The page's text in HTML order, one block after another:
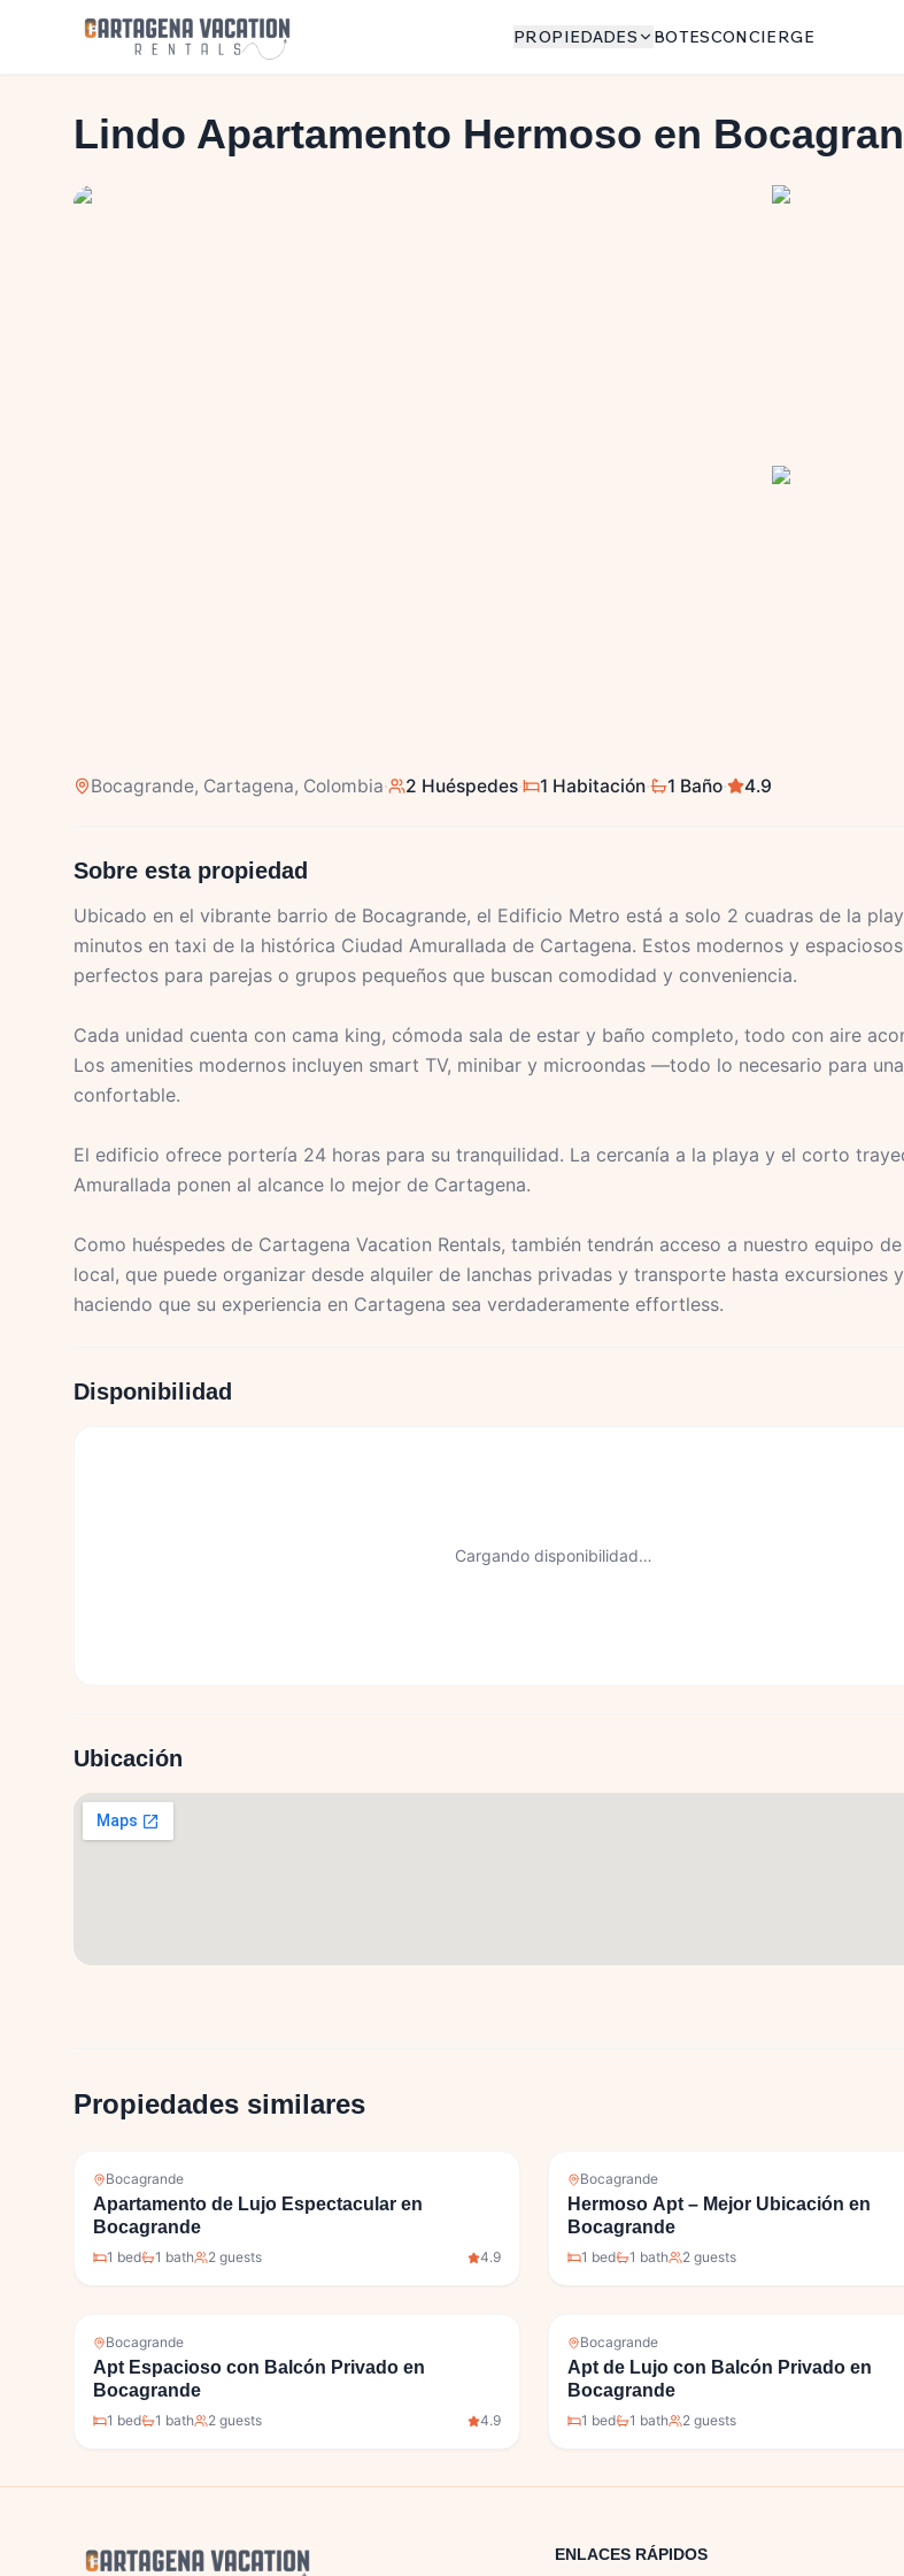
PROPIEDADES BOTESCONCIERGE
Lindo Apartamento Hermoso en
Bocagrande, Cartagena, Colombia· 2 Huéspedes· 1 Habitación· 1 Baño· 4.9
Sobre esta propiedad
Ubicado en el vibrante barrio de Bocagrande, el Edificio Metro está a solo 2 cuadras de la
minutos en taxi de la histórica Ciudad Amurallada de Cartagena. Estos modernos y
perfectos para parejas o grupos pequeños que buscan comodidad y conveniencia.
Cada unidad cuenta con cama king, cómoda sala de estar y baño completo, todo con aire
Los amenities modernos incluyen smart TV, minibar y microondas —todo lo necesario para
confortable.
El edificio ofrece portería 24 horas para su tranquilidad. La cercanía a la playa y el corto
Amurallada ponen al alcance lo mejor de Cartagena.
Como huéspedes de Cartagena Vacation Rentals, también tendrán acceso a nuestro equipo
local, que puede organizar desde alquiler de lanchas privadas y transporte hasta excursiones
haciendo que su experiencia en Cartagena sea verdaderamente effortless.
Disponibilidad
Cargando disponibilidad…
Ubicación
Propiedades similares
Bocagrande
Apartamento de Lujo Espectacular en
Bocagrande
1 bed 1 bath 2 guests 4.9
Bocagrande
Hermoso Apt – Mejor Ubicación en
Bocagrande
1 bed 1 bath 2 guests
Bocagrande
Apt Espacioso con Balcón Privado en
Bocagrande
1 bed 1 bath 2 guests 4.9
Bocagrande
Apt de Lujo con Balcón Privado en
Bocagrande
1 bed 1 bath 2 guests
ENLACES RÁPIDOS